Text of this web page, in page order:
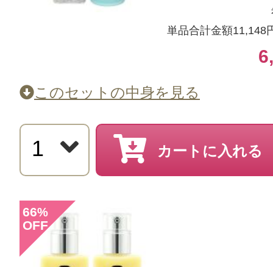
投稿日：2024年06月
感じた効能：うるおい/顔のテカリ/
購入品：ドラマティカリー ディファ
チャライジング ローション プラス
のでリピートしています。サラッ
で化粧前もベタつかず、重宝してい
の人はこの後にしっかりクリームを
単品合計金額11,148
このセットの中身を見る
カートに入れる
66%
OFF